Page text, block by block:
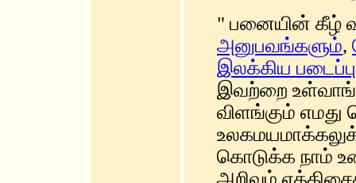
" பனையின் கீழ்
அனுபவங்களும்,
இலக்கிய
இவற்றை
விளங்கும்
கொடுக்க நாம்
அறிவும்